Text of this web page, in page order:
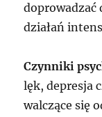
doprowadzać
działań
Czynniki
lęk, depresja
walczące się